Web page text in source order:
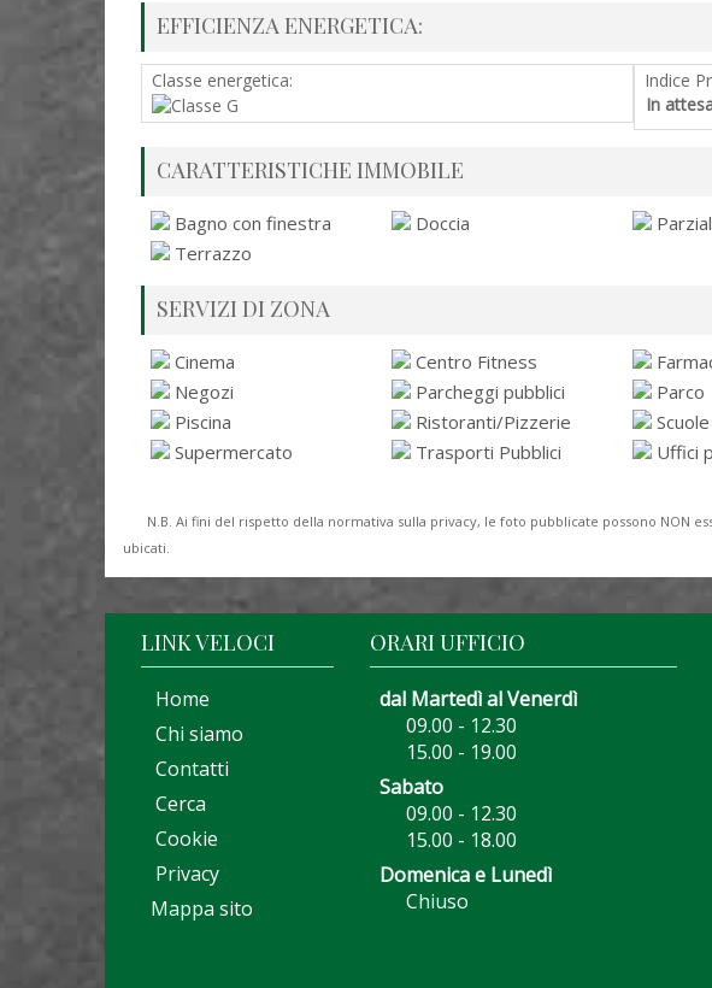
EFFICIENZA ENERGETICA:
Classe energetica:
Indice
In
CARATTERISTICHE IMMOBILE
Bagno con finestra Doccia
Terrazzo
SERVIZI DI ZONA
Cinema Centro Fitness
Negozi
Parcheggi pubblici Parco
Piscina
Ristoranti/Pizzerie Scuole
Supermercato
Trasporti Pubblici Uffici
N.B. Ai fini del rispetto della normativa sulla privacy, le foto pubblicate possono NON
ubicati.
LINK VELOCI
Home
Chi siamo
Contatti
Cerca
Cookie
Privacy
Mappa sito
ORARI UFFICIO
dal Martedì al Venerdì
09.00 - 12.30
15.00 - 19.00
Sabato
09.00 - 12.30
15.00 - 18.00
Domenica e Lunedì
Chiuso